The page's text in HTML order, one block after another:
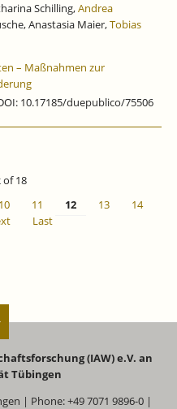
Schilling,Andrea
Anastasia Maier,Tobias
– Maßnahmen zur
10.17185/duepublico/75506
of 18
10 11 12 13
14
Last
(IAW) e.V. an
Tübingen
| Phone: +49 7071 9896-0 |